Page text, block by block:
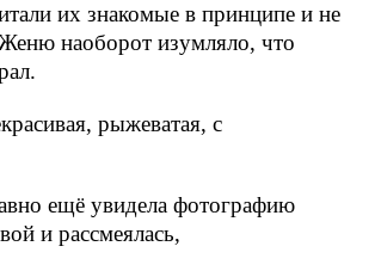
их знакомые в принципе и не
наоборот изумляло, что
рыжеватая, с
ещё увидела фотографию
и рассмеялась,